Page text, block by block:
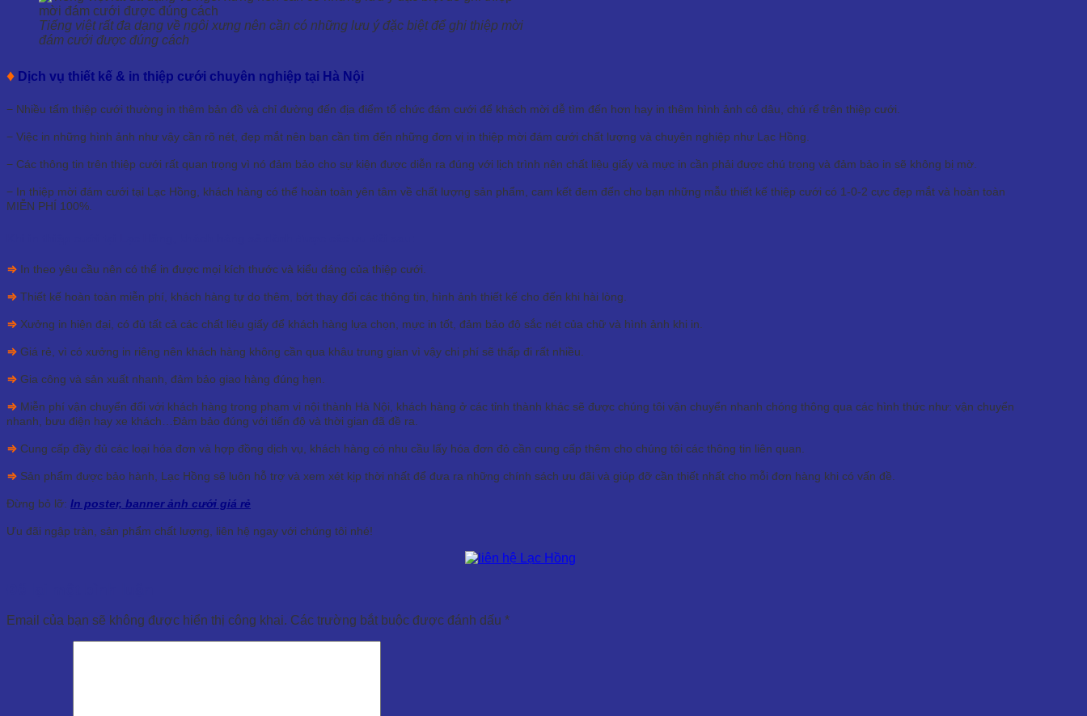
Tiếng việt rất đa dạng về ngôi xưng nên cần có những lưu ý đặc biệt để ghi thiệp mời
đám cưới được đúng cách
♦ Dịch vụ thiết kế & in thiệp cưới chuyên nghiệp tại Hà Nội
− Nhiều tấm thiệp cưới thường in thêm bản đồ và chỉ đường đến địa điểm tổ chức đám cưới để khách mời dễ tìm đến hơn hay in thêm hình ảnh cô dâu, chú rể trên thiệp cưới.
− Việc in những hình ảnh như vậy cần rõ nét, đẹp mắt nên bạn cần tìm đến những đơn vị in thiệp mời đám cưới chất lượng và chuyên nghiệp như Lạc Hồng.
− Các thông tin trên thiệp cưới rất quan trọng vì nó đảm bảo cho sự kiện được diễn ra đúng với lịch trình nên chất liệu giấy và mực in cần phải được chú trọng và đảm bảo in sẽ không bị mờ.
− In thiệp mời đám cưới tại Lạc Hồng, khách hàng có thể hoàn toàn yên tâm về chất lượng sản phẩm, cam kết đem đến cho bạn những mẫu thiết kế thiệp cưới có 1-0-2 cực đẹp mắt và hoàn toàn
MIỄN PHÍ 100%.
⇒ In theo yêu cầu nên có thể in được mọi kích thước và kiểu dáng của thiệp cưới.
⇒ Thiết kế hoàn toàn miễn phí, khách hàng tự do thêm, bớt thay đổi các thông tin, hình ảnh thiết kế cho đến khi hài lòng.
⇒ Xưởng in hiện đại, có đủ tất cả các chất liệu giấy để khách hàng lựa chọn, mực in tốt, đảm bảo độ sắc nét của chữ và hình ảnh khi in.
⇒ Giá rẻ, vì có xưởng in riêng nên khách hàng không cần qua khâu trung gian vì vậy chi phí sẽ thấp đi rất nhiều.
⇒ Gia công và sản xuất nhanh, đảm bảo giao hàng đúng hẹn.
⇒ Miễn phí vận chuyển đối với khách hàng trong phạm vi nội thành Hà Nội, khách hàng ở các tỉnh thành khác sẽ được chúng tôi vận chuyển nhanh chóng thông qua các hình thức như: vận chuyển
nhanh, bưu điện hay xe khách…Đảm bảo đúng với tiến độ và thời gian đã đề ra.
⇒ Cung cấp đầy đủ các loại hóa đơn và hợp đồng dịch vụ, khách hàng có nhu cầu lấy hóa đơn đỏ cần cung cấp thêm cho chúng tôi các thông tin liên quan.
⇒ Sản phẩm được bảo hành, Lạc Hồng sẽ luôn hỗ trợ và xem xét kịp thời nhất để đưa ra những chính sách ưu đãi và giúp đỡ cần thiết nhất cho mỗi đơn hàng khi có vấn đề.
Đừng bỏ lỡ: In poster, banner ảnh cưới giá rẻ
Ưu đãi ngập tràn, sản phẩm chất lượng, liên hệ ngay với chúng tôi nhé!
Email của bạn sẽ không được hiển thị công khai. Các trường bắt buộc được đánh dấu *